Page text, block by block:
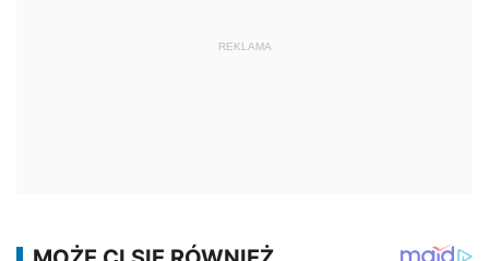
REKLAMA